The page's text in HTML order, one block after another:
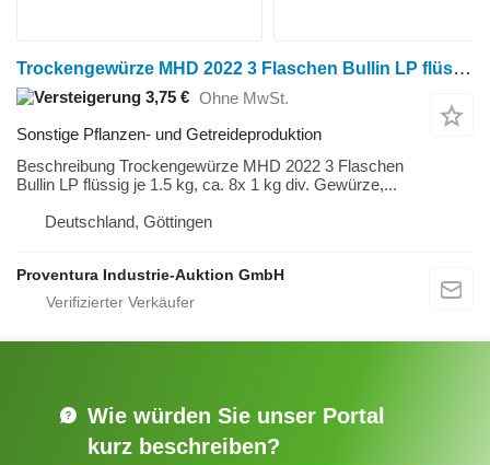
Trockengewürze MHD 2022 3 Flaschen Bullin LP flüssig je 1.5 kg
3,75 € Ohne MwSt.
Sonstige Pflanzen- und Getreideproduktion
Beschreibung Trockengewürze MHD 2022 3 Flaschen
Bullin LP flüssig je 1.5 kg, ca. 8x 1 kg div. Gewürze,...
Deutschland, Göttingen
Proventura Industrie-Auktion GmbH
Wie würden Sie unser Portal
kurz beschreiben?